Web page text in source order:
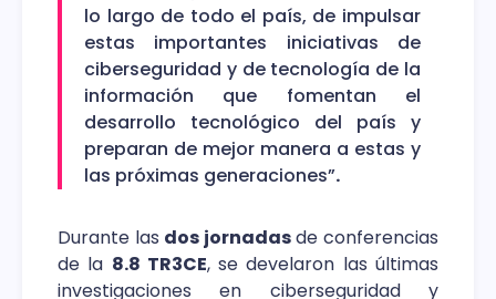
lo largo de todo el país, de impulsar
estas importantes iniciativas de
ciberseguridad y de tecnología de la
información que fomentan el
desarrollo tecnológico del país y
preparan de mejor manera a estas y
las próximas generaciones”.
Durante las dos jornadasde conferencias
de la 8.8 TR3CE, se develaron las últimas
investigaciones en ciberseguridad y